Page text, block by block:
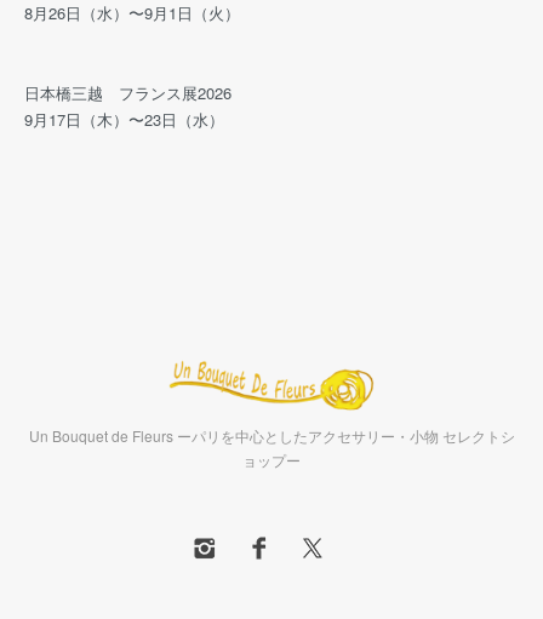
8月26日（水）〜9月1日（火）
日本橋三越 フランス展2026
9月17日（木）〜23日（水）
Un Bouquet de Fleurs ーパリを中心としたアクセサリー・小物 セレクトシ
ョップー